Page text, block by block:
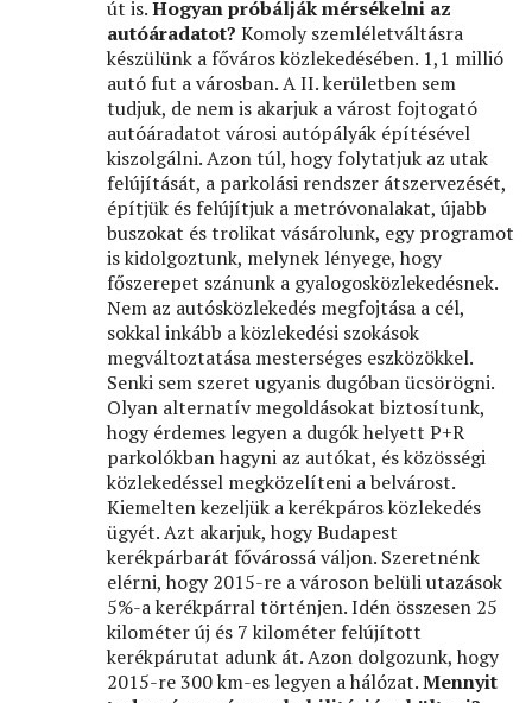
út is.Hogyan próbálják mérsékelni az
autóáradatot? Komoly szemléletváltásra
készülünk a főváros közlekedésében. 1,1 millió
autó fut a városban. A II. kerületben sem
tudjuk, de nem is akarjuk a várost fojtogató
autóáradatot városi autópályák építésével
kiszolgálni. Azon túl, hogy folytatjuk az utak
felújítását, a parkolási rendszer átszervezését,
építjük és felújítjuk a metróvonalakat, újabb
buszokat és trolikat vásárolunk, egy programot
is kidolgoztunk, melynek lényege, hogy
főszerepet szánunk a gyalogosközlekedésnek.
Nem az autósközlekedés megfojtása a cél,
sokkal inkább a közlekedési szokások
megváltoztatása mesterséges eszközökkel.
Senki sem szeret ugyanis dugóban ücsörögni.
Olyan alternatív megoldásokat biztosítunk,
hogy érdemes legyen a dugók helyett P+R
parkolókban hagyni az autókat, és közösségi
közlekedéssel megközelíteni a belvárost.
Kiemelten kezeljük a kerékpáros közlekedés
ügyét. Azt akarjuk, hogy Budapest
kerékpárbarát fővárossá váljon. Szeretnénk
elérni, hogy 2015-re a városon belüli utazások
5%-a kerékpárral történjen. Idén összesen 25
kilométer új és 7 kilométer felújított
kerékpárutat adunk át. Azon dolgozunk, hogy
2015-re 300 km-es legyen a hálózat.Mennyit